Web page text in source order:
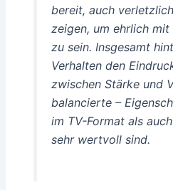
bereit, auch
zeigen, um ehrlich
zu sein. Insgesamt
Verhalten den
zwischen Stärke und
balancierte –
im TV-Format als
sehr wertvoll sind.